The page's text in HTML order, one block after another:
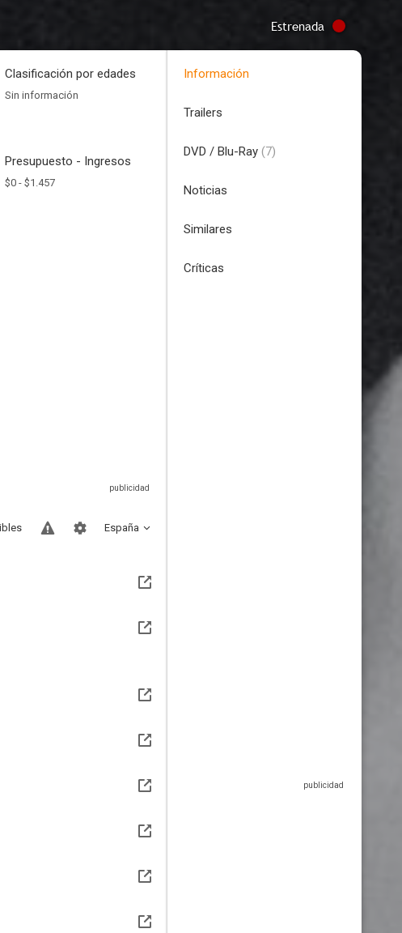
Estrenada
Clasificación por edades
Sin información
Presupuesto - Ingresos
$0 - $1.457
España
Información
Trailers
DVD / Blu-Ray (7)
Noticias
Similares
Críticas